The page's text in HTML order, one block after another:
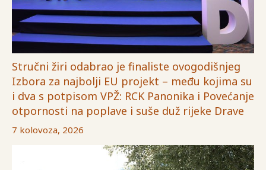
Stručni žiri odabrao je finaliste ovogodišnjeg
Izbora za najbolji EU projekt – među kojima su
i dva s potpisom VPŽ: RCK Panonika i Povećanje
otpornosti na poplave i suše duž rijeke Drave
7 kolovoza, 2026